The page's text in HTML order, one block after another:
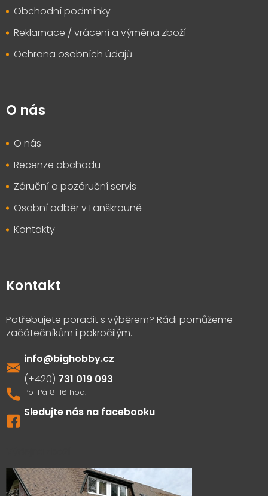
Obchodní podmínky
Reklamace / vrácení a výměna zboží
Ochrana osobních údajů
O nás
O nás
Recenze obchodu
Záruční a pozáruční servis
Osobní odběr v Lanškrouně
Kontakty
Kontakt
info@bighobby.cz
731 019 093
Sledujte nás na facebooku